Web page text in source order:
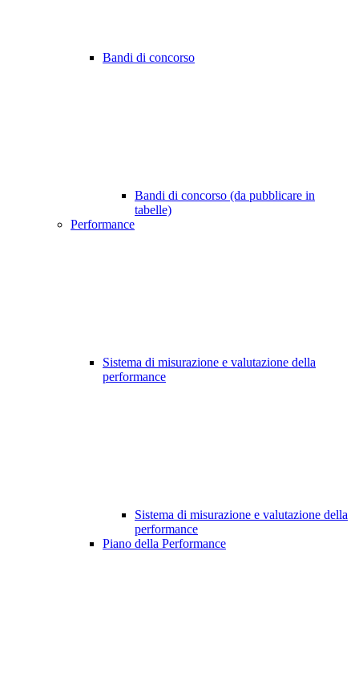
Bandi di concorso
Bandi di concorso (da pubblicare in
tabelle)
Performance
Sistema di misurazione e valutazione della
performance
Sistema di misurazione e valutazione della
performance
Piano della Performance